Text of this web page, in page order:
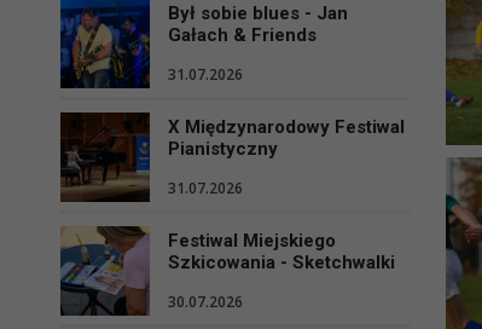
Był sobie blues - Jan
Gałach & Friends
31.07.2026
X Międzynarodowy Festiwal
Pianistyczny
31.07.2026
Festiwal Miejskiego
Szkicowania - Sketchwalki
30.07.2026